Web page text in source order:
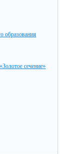
образования
сечение»